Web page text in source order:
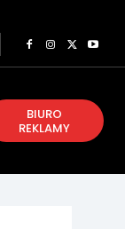
BIURO
REKLAMY